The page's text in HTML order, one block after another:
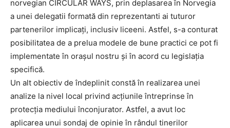
norvegian CIRCULAR WAYS, prin deplasarea în Norvegia
a unei delegatii formată din reprezentanti ai tuturor
partenerilor implicați, inclusiv liceeni. Astfel, s-a conturat
posibilitatea de a prelua modele de bune practici ce pot fi
implementate în orașul nostru și în acord cu legislația
specifică.
Un alt obiectiv de îndeplinit constă în realizarea unei
analize la nivel local privind acțiunile întreprinse în
protecția mediului înconjurator. Astfel, a avut loc
aplicarea unui sondaj de opinie în rândul tinerilor